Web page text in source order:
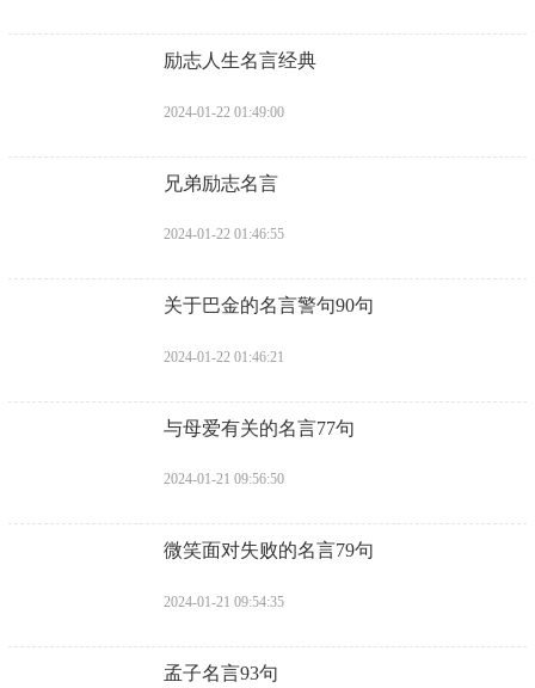
​励志人生名言经典
2024-01-22 01:49:00
​兄弟励志名言
2024-01-22 01:46:55
​关于巴金的名言警句90句
2024-01-22 01:46:21
​与母爱有关的名言77句
2024-01-21 09:56:50
​微笑面对失败的名言79句
2024-01-21 09:54:35
​孟子名言93句